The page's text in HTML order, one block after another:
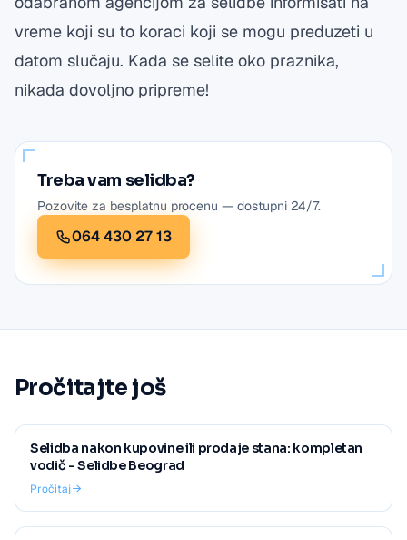
vreme koji su to koraci koji se mogu preduzeti u
datom slučaju. Kada se selite oko praznika,
nikada dovoljno pripreme!
Treba vam selidba?
Pozovite za besplatnu procenu — dostupni 24/7.
064 430 27 13
Pročitajte još
Selidba nakon kupovine ili prodaje stana: kompletan
vodič - Selidbe Beograd
Pročitaj